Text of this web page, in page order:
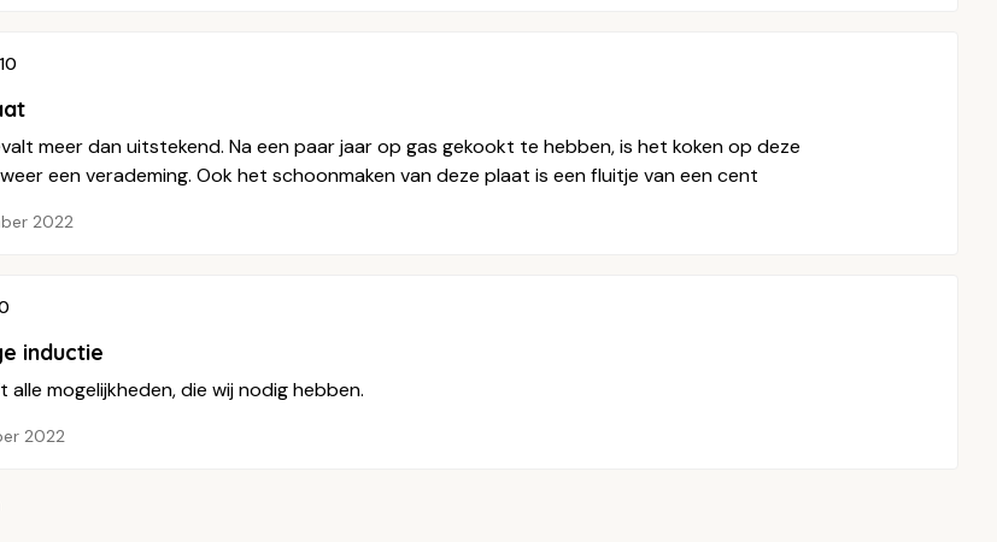
meer dan uitstekend. Na een paar jaar op gas gekookt te hebben, is het koken op deze
een verademing. Ook het schoonmaken van deze plaat is een fluitje van een cent
2022
inductie
mogelijkheden, die wij nodig hebben.
2022